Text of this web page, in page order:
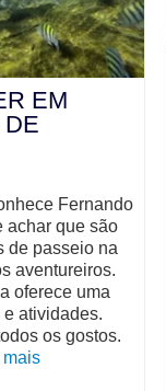
EM
Fernando
achar que são
de passeio na
aventureiros.
oferece uma
atividades.
os gostos.
mais